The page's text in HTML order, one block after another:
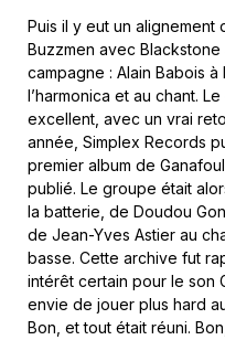
Puis il y eut un alignement
Buzzmen avec
campagne : Alain Babois
l’harmonica et au chant.
excellent, avec un vrai
année, Simplex Records
premier album de
publié. Le groupe était
la batterie, de Doudou
de Jean-Yves Astier au
basse. Cette archive fut
intérêt certain pour le son
envie de jouer plus hard
Bon, et tout était réuni.